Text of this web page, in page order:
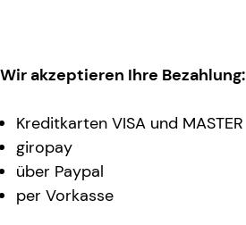
Wir akzeptieren Ihre Bezahlung:
Kreditkarten VISA und MASTER
giropay
über Paypal
per Vorkasse